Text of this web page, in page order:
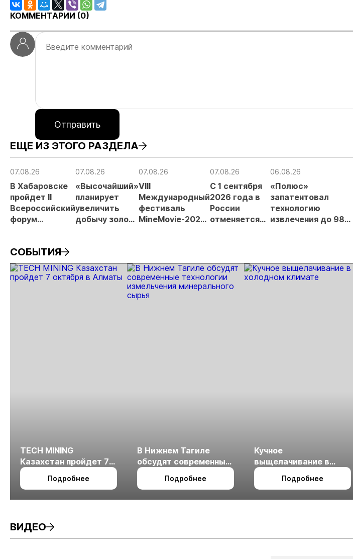
КОММЕНТАРИИ (0)
Отправить
ЕЩЕ ИЗ ЭТОГО РАЗДЕЛА
07.08.26
В Хабаровске
пройдет II
Всероссийский
форум
России»
07.08.26
«Высочайший»
планирует
увеличить
добычу золота
07.08.26
VIII
Международный
фестиваль
MineMovie-2026
07.08.26
С 1 сентября
2026 года в
России
отменяется
отраслевые
риски и
прогнозы для
06.08.26
«Полюс»
запатентовал
технологию
извлечения до 98%
СОБЫТИЯ
TECH MINING
Казахстан пройдет 7
октября в Алматы
Подробнее
В Нижнем Тагиле
обсудят современные
технологии
измельчения
Подробнее
Кучное
выщелачивание в
холодном климате
Подробнее
ВИДЕО